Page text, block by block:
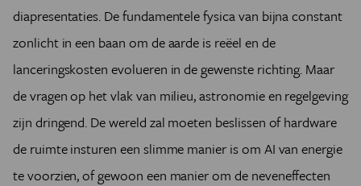
diapresentaties. De fundamentele fysica van bijna constant
zonlicht in een baan om de aarde is reëel en de
lanceringskosten evolueren in de gewenste richting. Maar
de vragen op het vlak van milieu, astronomie en regelgeving
zijn dringend. De wereld zal moeten beslissen of hardware
de ruimte insturen een slimme manier is om AI van energie
te voorzien, of gewoon een manier om de neveneffecten